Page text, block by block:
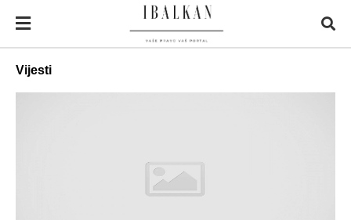
Vijesti